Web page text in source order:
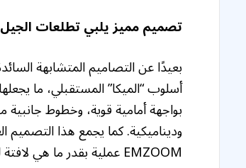
تصميم مميز يلبي تطلعات
أسلوب “الميكا” المستقبلي، ما
وديناميكية. كما يجمع هذا التصميم
EMZOOM عملية بقدر ما هي لافتة للنظر.